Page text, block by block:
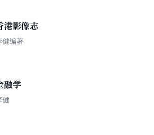
港影像志
健编著
融学
健